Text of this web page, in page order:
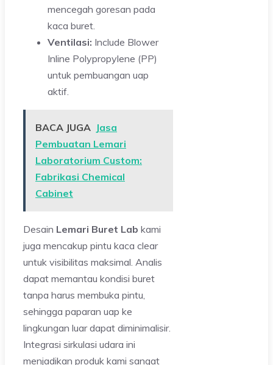
mencegah goresan pada
kaca buret.
Ventilasi: Include Blower
Inline Polypropylene (PP)
untuk pembuangan uap
aktif.
BACA JUGA Jasa
Pembuatan Lemari
Laboratorium Custom:
Fabrikasi Chemical
Cabinet
Desain Lemari Buret Lab kami
juga mencakup pintu kaca clear
untuk visibilitas maksimal. Analis
dapat memantau kondisi buret
tanpa harus membuka pintu,
sehingga paparan uap ke
lingkungan luar dapat diminimalisir.
Integrasi sirkulasi udara ini
menjadikan produk kami sangat